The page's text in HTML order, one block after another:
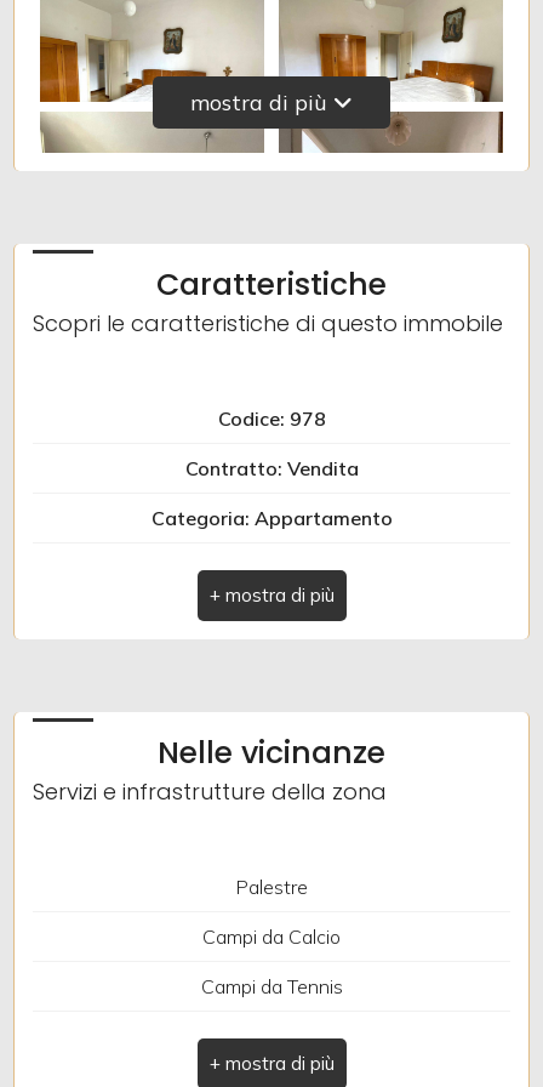
mostra di più
Caratteristiche
Scopri le caratteristiche di questo immobile
Codice: 978
Contratto: Vendita
Categoria: Appartamento
Indirizzo: Via Nazionale
Comune: Pornassio
Camere: 1
Soffitta: Presente
Nelle vicinanze
Servizi e infrastrutture della zona
Palestre
Campi da Calcio
Campi da Tennis
Piste Ciclabili
Posto auto/Box
Balcone/Terrazzo
Nuova costruzione